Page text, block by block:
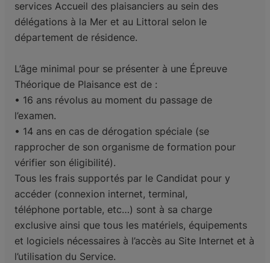
services Accueil des plaisanciers au sein des
délégations à la Mer et au Littoral selon le
département de résidence.
L’âge minimal pour se présenter à une Épreuve
Théorique de Plaisance est de :
• 16 ans révolus au moment du passage de
l’examen.
• 14 ans en cas de dérogation spéciale (se
rapprocher de son organisme de formation pour
vérifier son éligibilité).
Tous les frais supportés par le Candidat pour y
accéder (connexion internet, terminal,
téléphone portable, etc…) sont à sa charge
exclusive ainsi que tous les matériels, équipements
et logiciels nécessaires à l’accès au Site Internet et à
l’utilisation du Service.